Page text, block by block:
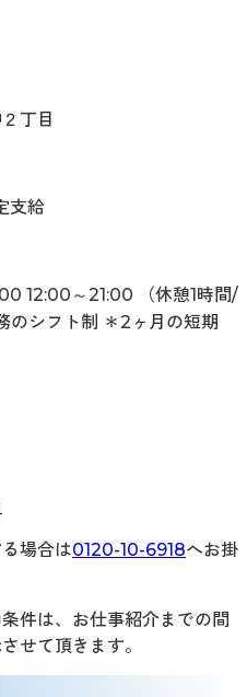
丁目
支給
12:00～21:00 （休憩1時間/
のシフト制 ＊2ヶ月の短期
場合は0120-10-6918へお掛
件は、お仕事紹介までの間
せて頂きます。